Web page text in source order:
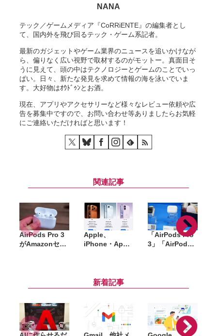
NANA
テック／ゲームメディア『CoRRiENTE』の編集者とし
て、国内外を飛び回るテック・ゲーム系記者。
最新のガジェットやゲーム業界のニュースを追いかけなが
ら、偏りなく広い視野で取材するのがモットー。真面目そ
うに見えて、頭の中はテクノロジーとゲームのことでいっ
ぱい。日々、新たな発見を求めて情報の海を泳いでいま
す。大好物はｵｳﾄﾞｩﾝとお酒。
現在、アプリやアクセサリーなど様々なレビュー依頼や広
告を募集中ですので、お問い合わせ等ありましたらお気軽
にご連絡いただければと思います！
関連記事
AirPods Pro 3
がAmazonセー
Apple、
iPhone・Apple
iPhone 17eは
10万円超え、
円超に
「AirPods Pro
3」「AirPods
新着記事